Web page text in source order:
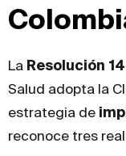
La Resolución
Salud adopta la
estrategia de
reconoce tres